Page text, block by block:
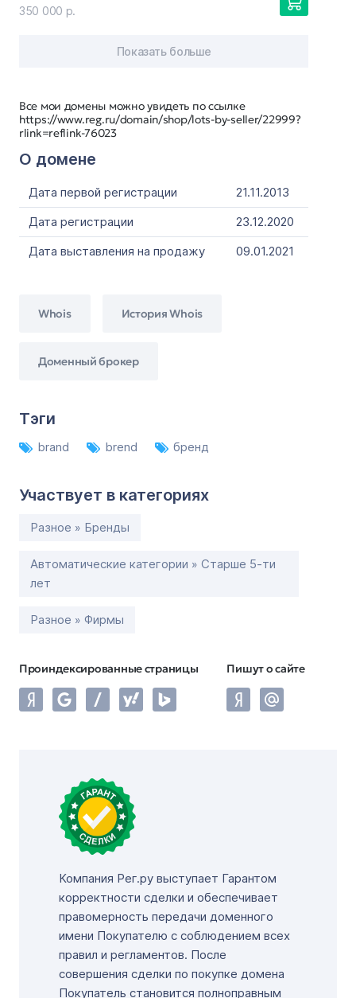
Все мои домены можно увидеть по ссылке
https://www.reg.ru/domain/shop/lots-by-seller/22999?
rlink=reflink-76023
О домене
Дата первой регистрации
21.11.2013
Дата регистрации
23.12.2020
Дата выставления на продажу
09.01.2021
Whois История Whois
Доменный брокер
Тэги
brand brend бренд
Участвует в категориях
Разное » Бренды
Автоматические категории » Старше 5-ти
лет
Разное » Фирмы
Проиндексированные страницы Пишут о сайте
350 000 р.
Показать больше
Компания Рег.ру выступает Гарантом
корректности сделки и обеспечивает
правомерность передачи доменного
имени Покупателю с соблюдением всех
правил и регламентов. После
совершения сделки по покупке домена
Покупатель становится полноправным